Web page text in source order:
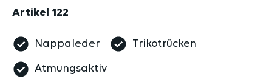
Artikel 122
Nappaleder Trikotrücken
Atmungsaktiv